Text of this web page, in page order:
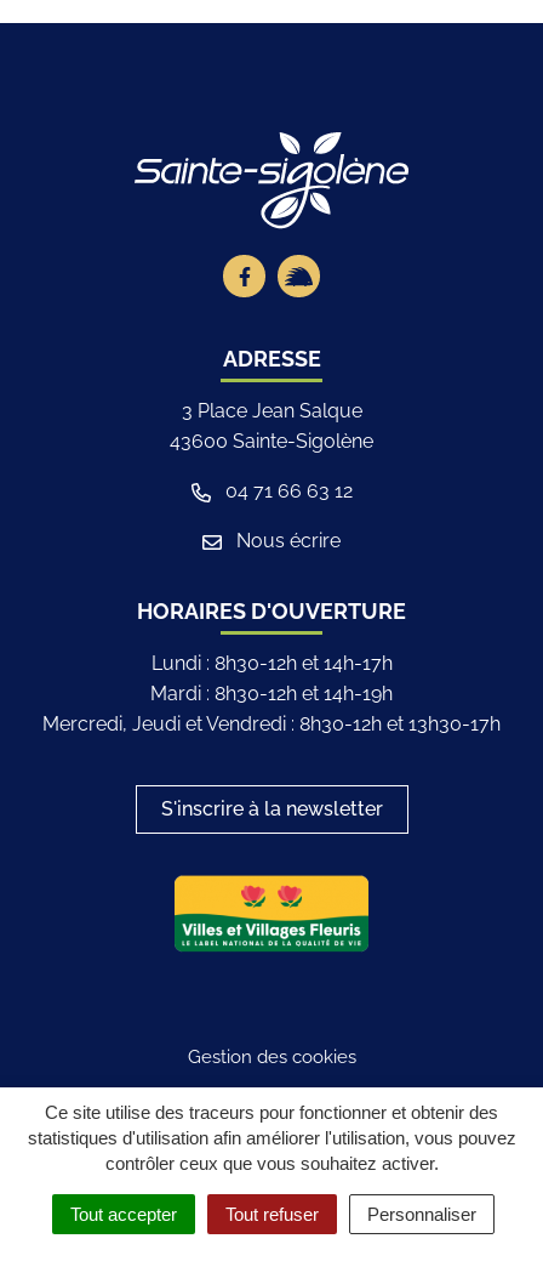
Ce site utilise des traceurs pour fonctionner et obtenir des
statistiques d'utilisation afin améliorer l'utilisation, vous pouvez
contrôler ceux que vous souhaitez activer.
Tout accepter Tout refuser Personnaliser
Lien vers le compte Facebook
Lien vers la page illiwap
ADRESSE
3 Place Jean Salque
43600 Sainte-Sigolène
04 71 66 63 12
Nous écrire
HORAIRES D'OUVERTURE
Lundi : 8h30-12h et 14h-17h
Mardi : 8h30-12h et 14h-19h
Mercredi, Jeudi et Vendredi : 8h30-12h et 13h30-17h
S'inscrire à la newsletter
Logo du label
Gestion des cookies
Plan du site
Mentions légales
Accessibilité : partiellement conforme